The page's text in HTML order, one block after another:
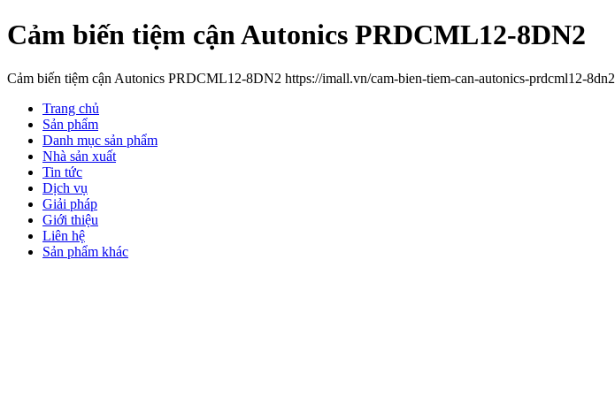
Cảm biến tiệm cận Autonics PRDCML12-8DN2
Cảm biến tiệm cận Autonics PRDCML12-8DN2 https://imall.vn/cam-bien-tiem-can-autonics-prdcml12-8dn2
Trang chủ
Sản phẩm
Danh mục sản phẩm
Nhà sản xuất
Tin tức
Dịch vụ
Giải pháp
Giới thiệu
Liên hệ
Sản phẩm khác